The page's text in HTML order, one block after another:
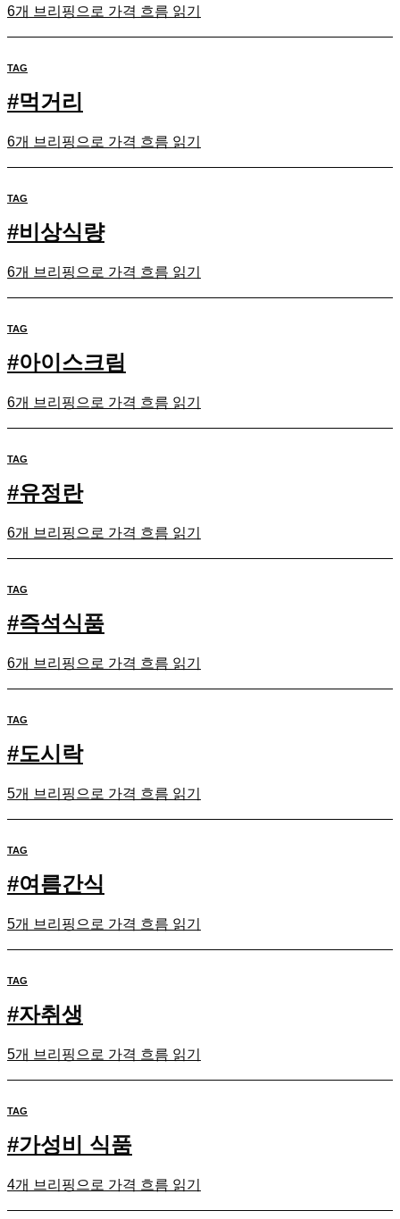
6개 브리핑으로 가격 흐름 읽기
TAG
#먹거리
6개 브리핑으로 가격 흐름 읽기
TAG
#비상식량
6개 브리핑으로 가격 흐름 읽기
TAG
#아이스크림
6개 브리핑으로 가격 흐름 읽기
TAG
#유정란
6개 브리핑으로 가격 흐름 읽기
TAG
#즉석식품
6개 브리핑으로 가격 흐름 읽기
TAG
#도시락
5개 브리핑으로 가격 흐름 읽기
TAG
#여름간식
5개 브리핑으로 가격 흐름 읽기
TAG
#자취생
5개 브리핑으로 가격 흐름 읽기
TAG
#가성비 식품
4개 브리핑으로 가격 흐름 읽기